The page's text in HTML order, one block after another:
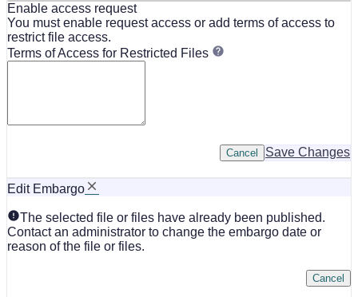
Enable access request
You must enable request access or add terms of access to
restrict file access.
Terms of Access for Restricted Files
Save Changes
Cancel
Edit Embargo
The selected file or files have already been published.
Contact an administrator to change the embargo date or
reason of the file or files.
Cancel